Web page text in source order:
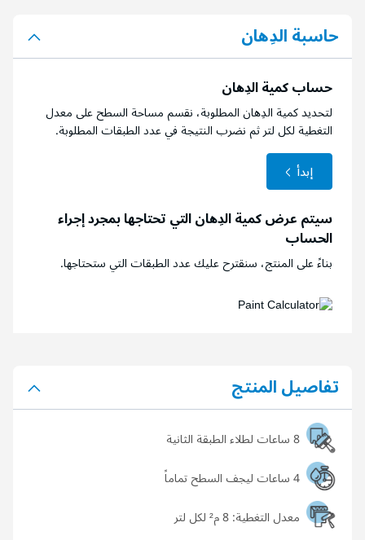
حاسبة الدِهان
حساب كمية الدِهان
لتحديد كمية الدِهان المطلوبة، نقسم مساحة السطح على معدل
التغطية لكل لتر ثم نضرب النتيجة في عدد الطبقات المطلوبة.
إبدأ
سيتم عرض كمية الدِهان التي تحتاجها بمجرد إجراء
الحساب
بناءً على المنتج، سنقترح عليك عدد الطبقات التي ستحتاجها.
تفاصيل المنتج
8 ساعات لطلاء الطبقة الثانية
4 ساعات ليجف السطح تماماً
معدل التغطية: